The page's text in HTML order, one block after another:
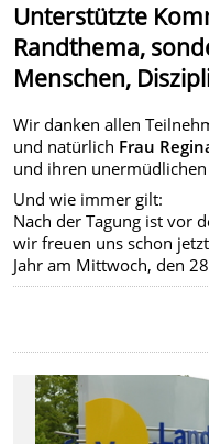
Unterstützte
Randthema,
Menschen,
Wir danken allen
und natürlich Frau
und ihren unermüdlichen
Und wie immer gilt:
Nach der Tagung ist vor
wir freuen uns schon
Jahr am Mittwoch, den